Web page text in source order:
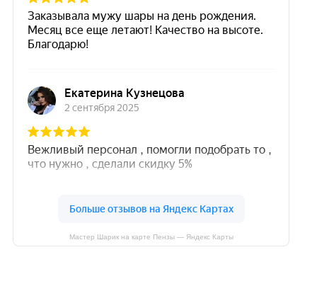
Мастер Шарик на карте Пензы — Яндекс Карты